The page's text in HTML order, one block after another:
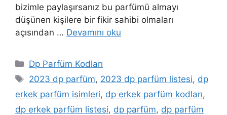
bizimle paylaşırsanız bu parfümü almayı
düşünen kişilere bir fikir sahibi olmaları
açısından … Devamını oku
Kategoriler
Dp Parfüm Kodları
Etiketler
2023 dp parfüm, 2023 dp parfüm listesi, dp
erkek parfüm isimleri, dp erkek parfüm kodları,
dp erkek parfüm listesi, dp parfüm, dp parfüm